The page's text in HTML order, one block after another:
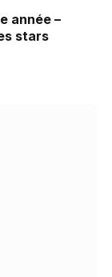
année –
stars